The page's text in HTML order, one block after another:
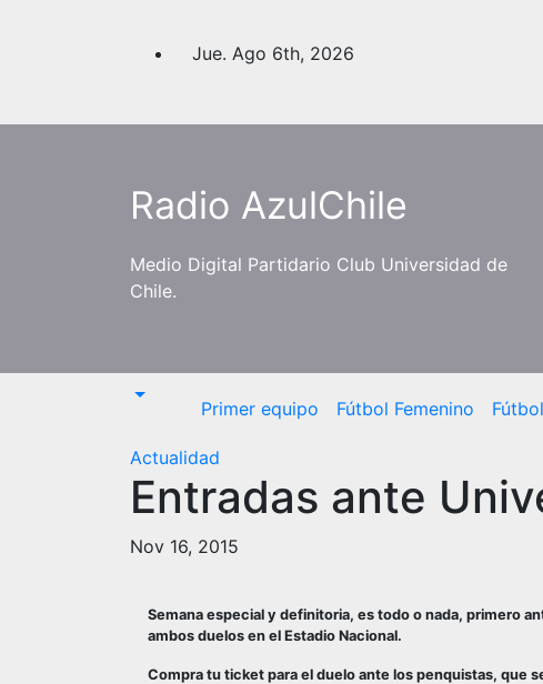
Jue. Ago 6th, 2026
Radio AzulChile
Medio Digital Partidario Club Universidad de
Chile.
Primer equipo Fútbol Femenino
Actualidad
Entradas ante
Nov 16, 2015
Semana especial y definitoria, es todo o nada, primero
ambos duelos en el Estadio Nacional.
Compra tu ticket para el duelo ante los penquistas, que